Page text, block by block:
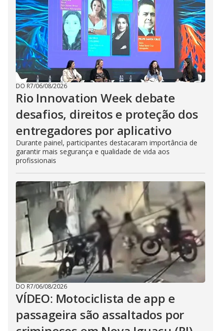
DO R7/06/08/2026
Rio Innovation Week debate
desafios, direitos e proteção dos
entregadores por aplicativo
Durante painel, participantes destacaram importância de
garantir mais segurança e qualidade de vida aos
profissionais
DO R7/06/08/2026
VÍDEO: Motociclista de app e
passageira são assaltados por